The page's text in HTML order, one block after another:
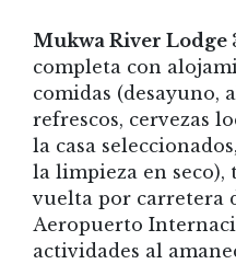
Mukwa River Lodge
completa con
comidas (desayuno,
refrescos, cervezas
la casa
la limpieza en seco),
vuelta por carretera
Aeropuerto
actividades al